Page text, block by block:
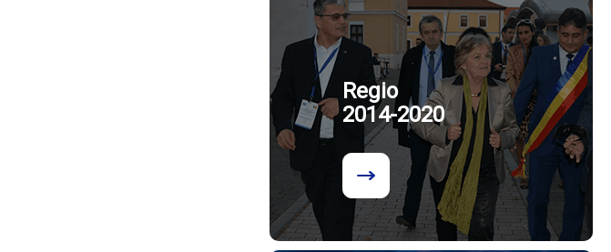
Regio
2014-2020